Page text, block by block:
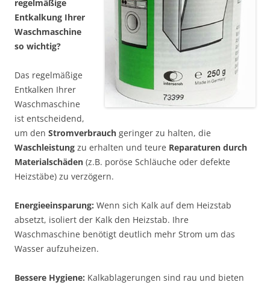
regelmäßige
Entkalkung Ihrer
Waschmaschine
so wichtig?
Das regelmäßige
Entkalken Ihrer
Waschmaschine
ist entscheidend,
um den Stromverbrauch geringer zu halten, die
Waschleistung zu erhalten und teure Reparaturen durch
Materialschäden (z.B. poröse Schläuche oder defekte
Heizstäbe) zu verzögern.
Energieeinsparung: Wenn sich Kalk auf dem Heizstab
absetzt, isoliert der Kalk den Heizstab. Ihre
Waschmaschine benötigt deutlich mehr Strom um das
Wasser aufzuheizen.
Bessere Hygiene: Kalkablagerungen sind rau und bieten